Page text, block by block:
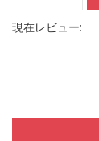
現在レビュー: